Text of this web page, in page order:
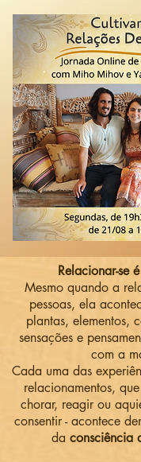
Relacionar-se
Mesmo quando a
pessoas, ela
plantas, elementos,
sensações e
com a
Cada uma das
relacionamentos,
chorar, reagir ou
consentir - acontece
da consciência